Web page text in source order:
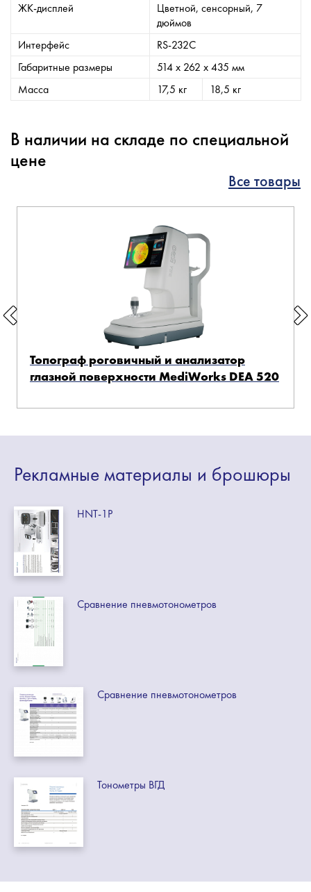
ЖК-дисплей
Цветной, сенсорный, 7
дюймов
Интерфейс
RS-232C
Габаритные размеры
514 x 262 x 435 мм
Масса
17,5 кг 18,5 кг
В наличии на складе по специальной
цене
Все товары
Топограф роговичный и анализатор
глазной поверхности MediWorks DEA 520
Рекламные материалы и брошюры
HNT-1P
Сравнение пневмотонометров
Сравнение пневмотонометров
Тонометры ВГД